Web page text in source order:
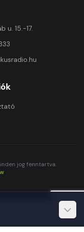
u. 15.-17.
jog fenntartva.